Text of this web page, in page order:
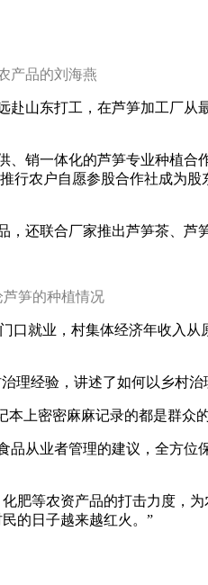
产品的刘海燕
山东打工，在芦笋加工厂从
一体化的芦笋专业种植合
农户自愿参股合作社成为
还联合厂家推出芦笋茶、芦
笋的种植情况
就业，村集体经济年收入从
经验，讲述了如何以乡村治
上密密麻麻记录的都是群众的
业者管理的建议，全方位
等农资产品的打击力度，为
的日子越来越红火。”